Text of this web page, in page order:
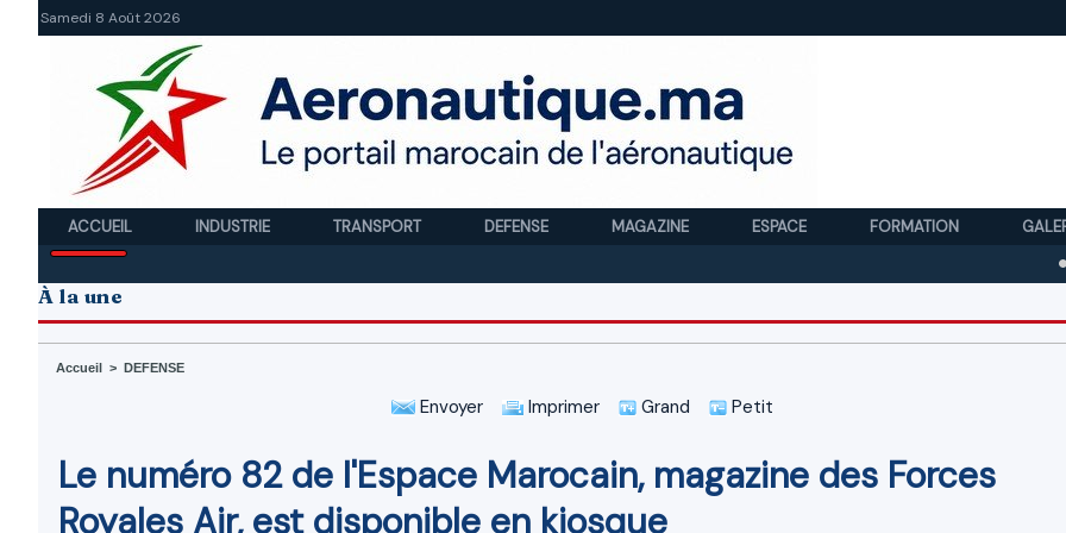
Samedi 8 Août 2026
ACCUEIL INDUSTRIE TRANSPORT DEFENSE MAGAZINE ESPACE FORMATION
Royal
À la une
Accueil > DEFENSE
Envoyer Imprimer Grand Petit
Le numéro 82 de l'Espace Marocain, magazine des Forces
Royales Air, est disponible en kiosque